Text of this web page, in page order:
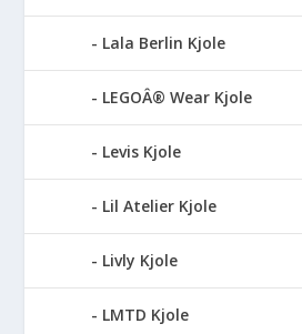
Lala Berlin Kjole
LEGOÂ® Wear Kjole
Levis Kjole
Lil Atelier Kjole
Livly Kjole
LMTD Kjole